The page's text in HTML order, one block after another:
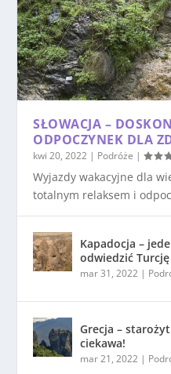
SŁOWACJA –
ODPOCZYNEK DLA
kwi 20, 2022 | Podróże |
Wyjazdy wakacyjne dla
totalnym relaksem i
Kapadocja –
odwiedzić Turcję
mar 31, 2022 |
Grecja –
ciekawa!
mar 21, 2022 |